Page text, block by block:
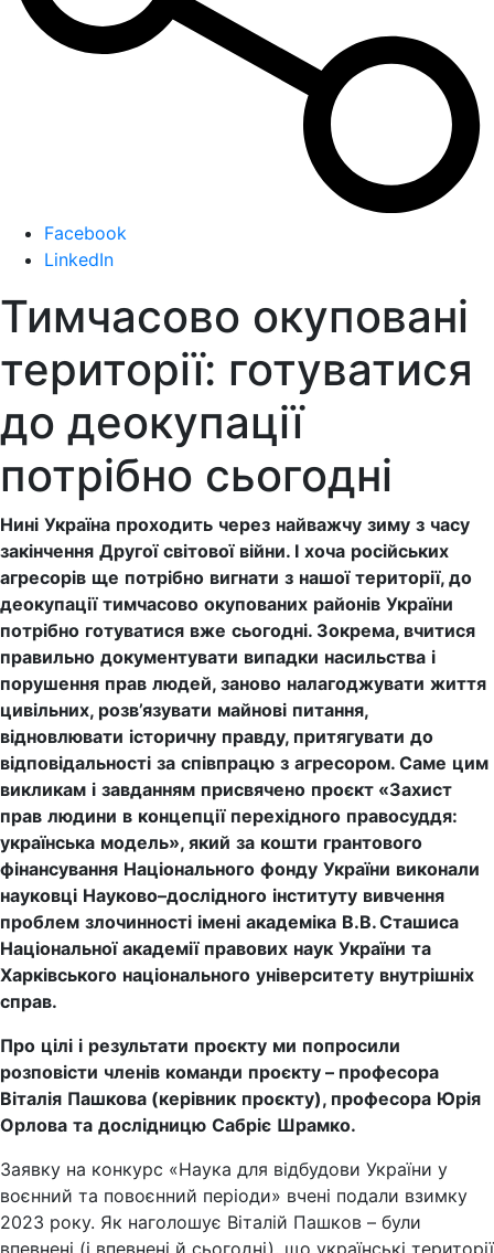
Facebook
LinkedIn
Тимчасово окуповані
території: готуватися
до деокупації
потрібно сьогодні
Нині Україна проходить через найважчу зиму з часу
закінчення Другої світової війни. І хоча російських
агресорів ще потрібно вигнати з нашої території, до
деокупації тимчасово окупованих районів України
потрібно готуватися вже сьогодні. Зокрема, вчитися
правильно документувати випадки насильства і
порушення прав людей, заново налагоджувати життя
цивільних, розв’язувати майнові питання,
відновлювати історичну правду, притягувати до
відповідальності за співпрацю з агресором. Саме цим
викликам і завданням присвячено проєкт «Захист
прав людини в концепції перехідного правосуддя:
українська модель», який за кошти грантового
фінансування Національного фонду України виконали
науковці Науково–дослідного інституту вивчення
проблем злочинності імені академіка В.В.Сташиса
Національної академії правових наук України та
Харківського національного університету внутрішніх
справ.
Про цілі і результати проєкту ми попросили
розповісти членів команди проєкту – професора
Віталія Пашкова (керівник проєкту), професора Юрія
Орлова та дослідницю Сабріє Шрамко.
Заявку на конкурс «Наука для відбудови України у
воєнний та повоєнний періоди» вчені подали взимку
2023 року. Як наголошує Віталій Пашков – були
впевнені (і впевнені й сьогодні), що українські території